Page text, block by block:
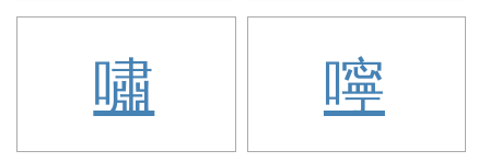
嘯 嚀